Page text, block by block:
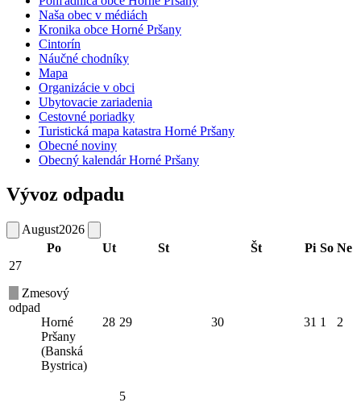
Naša obec v médiách
Kronika obce Horné Pršany
Cintorín
Náučné chodníky
Mapa
Organizácie v obci
Ubytovacie zariadenia
Cestovné poriadky
Turistická mapa katastra Horné Pršany
Obecné noviny
Obecný kalendár Horné Pršany
Vývoz odpadu
August2026
Po
Ut St Št Pi So Ne
27
Zmesový
odpad
Horné
Pršany
(Banská
Bystrica)
28 29 30 31 1 2
5